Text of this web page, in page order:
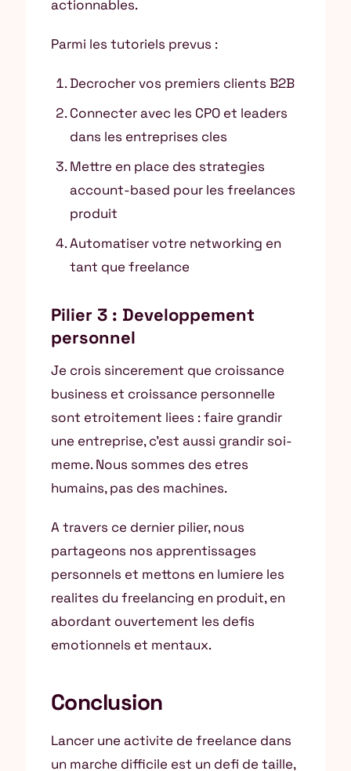
actionnables.
Parmi les tutoriels prevus :
Decrocher vos premiers clients B2B
Connecter avec les CPO et leaders
dans les entreprises cles
Mettre en place des strategies
account-based pour les freelances
produit
Automatiser votre networking en
tant que freelance
Pilier 3 : Developpement
personnel
Je crois sincerement que croissance
business et croissance personnelle
sont etroitement liees : faire grandir
une entreprise, c’est aussi grandir soi-
meme. Nous sommes des etres
humains, pas des machines.
A travers ce dernier pilier, nous
partageons nos apprentissages
personnels et mettons en lumiere les
realites du freelancing en produit, en
abordant ouvertement les defis
emotionnels et mentaux.
Conclusion
Lancer une activite de freelance dans
un marche difficile est un defi de taille,